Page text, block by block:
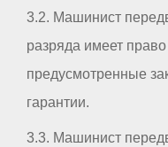
3.2. Машинист
разряда имеет
предусмотренные
гарантии.
3.3. Машинист